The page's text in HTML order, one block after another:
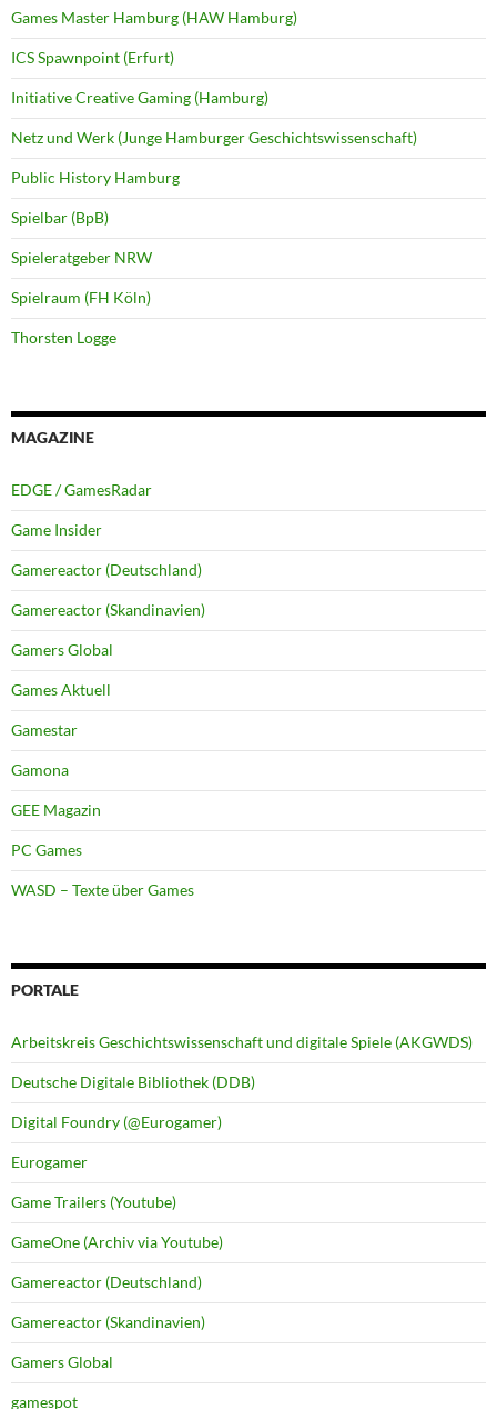
Games Master Hamburg (HAW Hamburg)
ICS Spawnpoint (Erfurt)
Initiative Creative Gaming (Hamburg)
Netz und Werk (Junge Hamburger Geschichtswissenschaft)
Public History Hamburg
Spielbar (BpB)
Spieleratgeber NRW
Spielraum (FH Köln)
Thorsten Logge
MAGAZINE
EDGE / GamesRadar
Game Insider
Gamereactor (Deutschland)
Gamereactor (Skandinavien)
Gamers Global
Games Aktuell
Gamestar
Gamona
GEE Magazin
PC Games
WASD – Texte über Games
PORTALE
Arbeitskreis Geschichtswissenschaft und digitale Spiele (AKGWDS)
Deutsche Digitale Bibliothek (DDB)
Digital Foundry (@Eurogamer)
Eurogamer
Game Trailers (Youtube)
GameOne (Archiv via Youtube)
Gamereactor (Deutschland)
Gamereactor (Skandinavien)
Gamers Global
gamespot